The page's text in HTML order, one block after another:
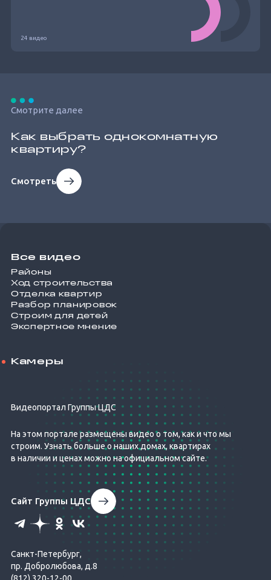
24 видео
Смотрите далее
Как выбрать однокомнатную
квартиру?
Смотреть
Все видео
Районы
Ход строительства
Отделка квартир
Разбор планировок
Строим для детей
Экспертное мнение
Камеры
Видеопортал Группы ЦДС
На этом портале размещены видео о том, как и что мы
строим. Узнать больше о наших домах, квартирах
в наличии и ценах можно на официальном сайте.
Сайт Группы ЦДС
Санкт-Петербург,
пр. Добролюбова, д.8